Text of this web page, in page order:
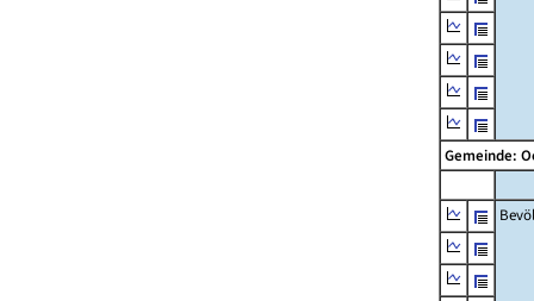
Gemeinde: